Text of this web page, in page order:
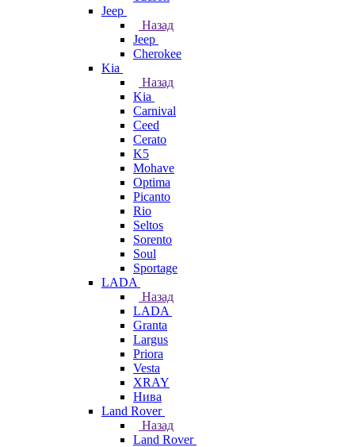
Jeep
Назад
Jeep
Cherokee
Kia
Назад
Kia
Carnival
Ceed
Cerato
K5
Mohave
Optima
Picanto
Rio
Seltos
Sorento
Soul
Sportage
LADA
Назад
LADA
Granta
Largus
Priora
Vesta
XRAY
Нива
Land Rover
Назад
Land Rover